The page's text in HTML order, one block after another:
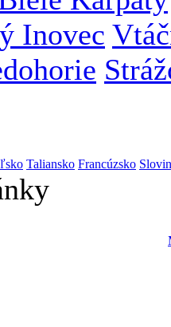
Inovec
Taliansko Francúzsko